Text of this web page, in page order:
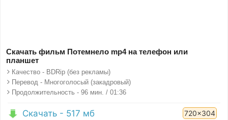
Скачать фильм Потемнело mp4 на телефон или
планшет
Качество - BDRip (без рекламы)
Перевод - Многоголосый (закадровый)
Продолжительность - 96 мин. / 01:36
Скачать - 517 мб 720x304